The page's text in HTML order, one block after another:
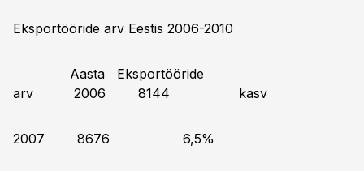
Eksportööride arv Eestis 2006-2010
Aasta Eksportööride
arv 2006 8144 kasv
2007 8676 6,5%